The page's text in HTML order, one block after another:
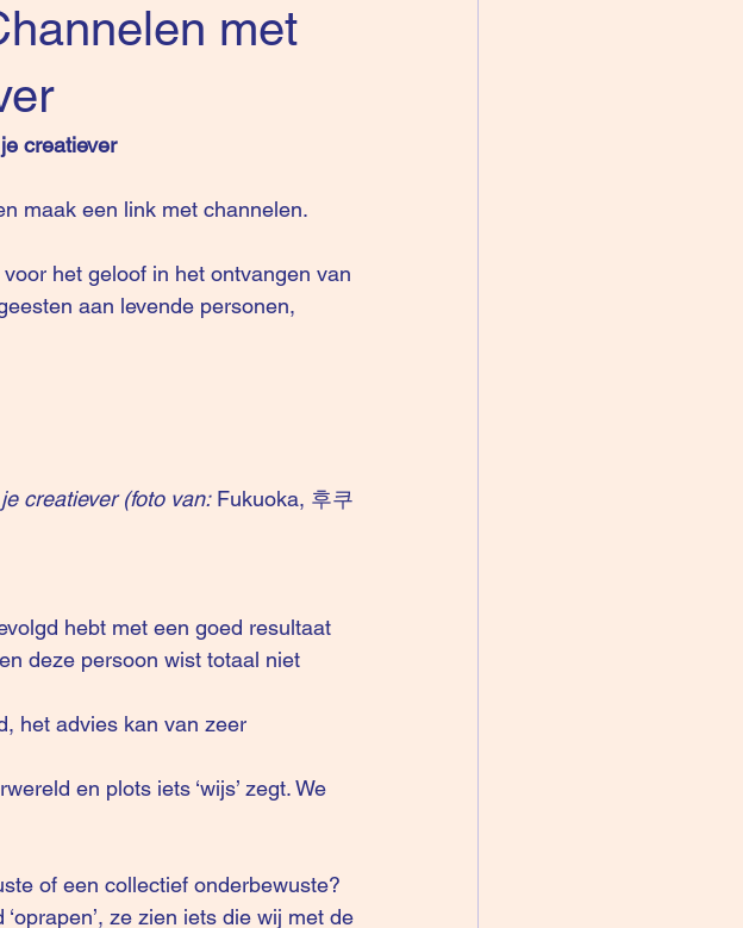
met
creatiever
maak een link met channelen.
het geloof in het ontvangen van
aan levende personen,
creatiever (foto van: Fukuoka, 후쿠
hebt met een goed resultaat
deze persoon wist totaal niet
het advies kan van zeer
en plots iets ‘wijs’ zegt. We
of een collectief onderbewuste?
ze zien iets die wij met de